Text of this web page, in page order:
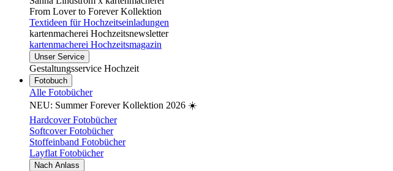
From Lover to Forever Kollektion
Textideen für Hochzeitseinladungen
kartenmacherei Hochzeitsnewsletter
kartenmacherei Hochzeitsmagazin
Unser Service
Gestaltungsservice Hochzeit
Fotobuch
Alle Fotobücher
NEU: Summer Forever Kollektion 2026 ☀️
Hardcover Fotobücher
Softcover Fotobücher
Stoffeinband Fotobücher
Layflat Fotobücher
Nach Anlass